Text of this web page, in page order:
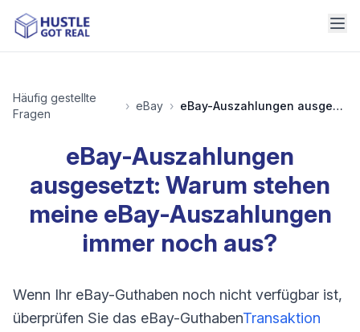
Häufig gestellte
Fragen
› eBay › eBay-Auszahlungen ausgesetzt: Warum stehen meine eBay-Auszahlungen immer noch aus?
eBay-Auszahlungen
ausgesetzt: Warum stehen
meine eBay-Auszahlungen
immer noch aus?
Wenn Ihr eBay-Guthaben noch nicht verfügbar ist,
überprüfen Sie das eBay-GuthabenTransaktion